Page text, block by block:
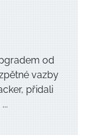
od
vazby
přidali